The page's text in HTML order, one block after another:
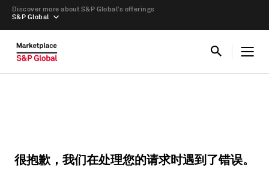
S&P Global
Discover more about S&P Global’s offerings
很抱歉，我们在处理您的请求时遇到了错误。